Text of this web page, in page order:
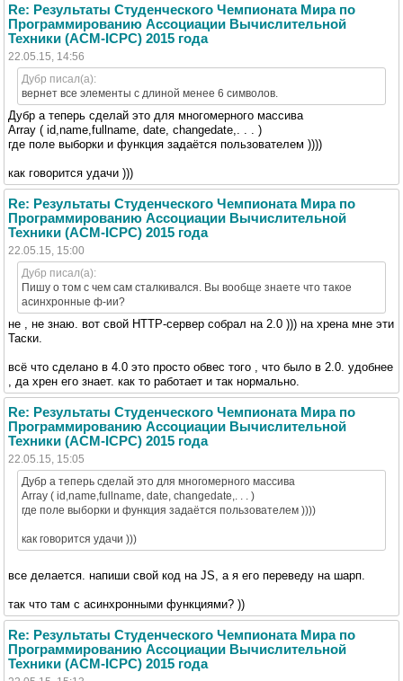
Re: Результаты Студенческого Чемпионата Мира по
Программированию Ассоциации Вычислительной
Техники (ACM-ICPC) 2015 года
22.05.15, 14:56
Дубр писал(а):
вернет все элементы с длиной менее 6 символов.
Дубр а теперь сделай это для многомерного массива
Array ( id,name,fullname, date, changedate,. . . )
где поле выборки и функция задаётся пользователем ))))
как говорится удачи )))
Re: Результаты Студенческого Чемпионата Мира по
Программированию Ассоциации Вычислительной
Техники (ACM-ICPC) 2015 года
22.05.15, 15:00
Дубр писал(а):
Пишу о том с чем сам сталкивался. Вы вообще знаете что такое
асинхронные ф-ии?
не , не знаю. вот свой HTTP-сервер собрал на 2.0 ))) на хрена мне эти
Таски.
всё что сделано в 4.0 это просто обвес того , что было в 2.0. удобнее
, да хрен его знает. как то работает и так нормально.
Re: Результаты Студенческого Чемпионата Мира по
Программированию Ассоциации Вычислительной
Техники (ACM-ICPC) 2015 года
22.05.15, 15:05
Дубр а теперь сделай это для многомерного массива
Array ( id,name,fullname, date, changedate,. . . )
где поле выборки и функция задаётся пользователем ))))
как говорится удачи )))
все делается. напиши свой код на JS, а я его переведу на шарп.
так что там с асинхронными функциями? ))
Re: Результаты Студенческого Чемпионата Мира по
Программированию Ассоциации Вычислительной
Техники (ACM-ICPC) 2015 года